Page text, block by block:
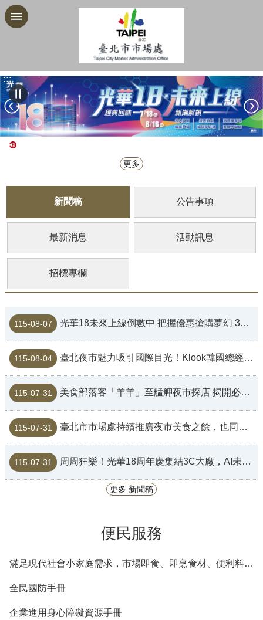
跳到主要內容區塊
:::
更多
新聞稿 公告事項
最新消息 活動訊息
招標專欄
115-08-07 光華18未來上線倒數中 把握優惠搶購夢幻 3C 裝備
115-08-04 臺北夜市魅力吸引國際目光！Klook韓國總經理走訪士林夜市 大讚夜市是認識台灣最好的起點
115-07-31 美食部落客「羊羊」至艋舺夜市探店 揭開必吃私藏美食名單
115-07-31 臺北市市場處持續推廣夜市美食之餘，也同步向夜市攤販宣導投保產品責任險，讓民眾買的安心吃的放心
115-07-31 周周狂樂！光華18周年慶集結3C大廠，AI未來科技輪番上陣
更多 新聞稿
便民服務
滿足現代社會小家庭需求，市場即食、即烹食材、便利料理包等商品列表
全民國防手冊
企業進用身心障礙資源手冊